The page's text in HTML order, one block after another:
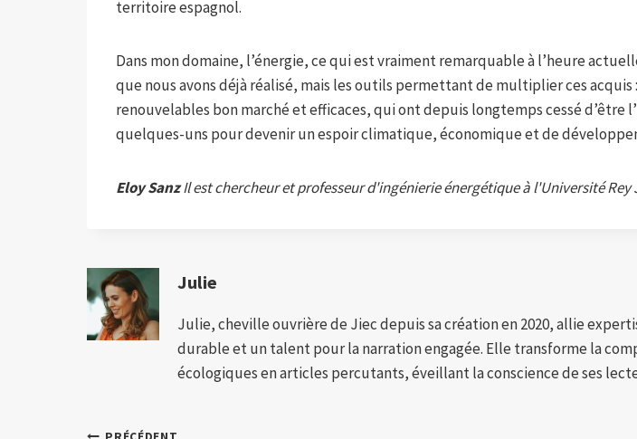
territoire espagnol.
Dans mon domaine, l’énergie, ce qui est vraiment remarquable à l’heure
que nous avons déjà réalisé, mais les outils permettant de multiplier ces acquis
renouvelables bon marché et efficaces, qui ont depuis longtemps cessé d’être
quelques-uns pour devenir un espoir climatique, économique et de
Eloy SanzIl est chercheur et professeur d'ingénierie énergétique à l'Université Rey
Julie
Julie, cheville ouvrière de Jiec depuis sa création en 2020, allie
durable et un talent pour la narration engagée. Elle transforme la
écologiques en articles percutants, éveillant la conscience de ses